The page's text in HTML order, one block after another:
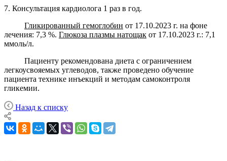
7. Консультация кардиолога 1 раз в год.
Гликированный гемоглобин от 17.10.2023 г. на фоне
лечения: 7,3 %. Глюкоза плазмы натощак от 17.10.2023 г.: 7,1
ммоль/л.
Пациенту рекомендована диета с ограничением
легкоусвояемых углеводов, также проведено обучение
пациента технике инъекций и методам самоконтроля
гликемии.
Назад к списку